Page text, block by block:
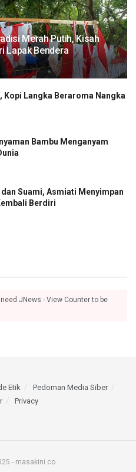
Merah Putih, Kisah
Lapak Bendera
Kopi Langka Beraroma Nangka
Bambu Menganyam
Suami, Asmiati Menyimpan
Berdiri
JNews - View Counter to be
Etik
Pedoman Media Siber
Privacy
- masakini.co